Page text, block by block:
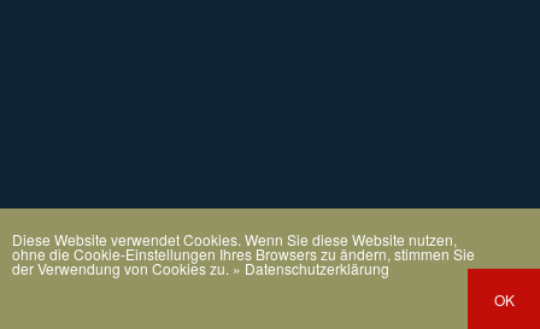
Diese Website verwendet Cookies. Wenn Sie diese Website nutzen,
ohne die Cookie-Einstellungen Ihres Browsers zu ändern, stimmen Sie
der Verwendung von Cookies zu. » Datenschutzerklärung
OK